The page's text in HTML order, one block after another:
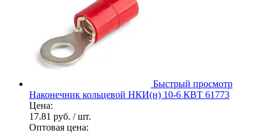
Быстрый просмотр
Наконечник кольцевой НКИ(н) 10-6 КВТ 61773
Цена:
17.81 руб. / шт.
Оптовая цена: